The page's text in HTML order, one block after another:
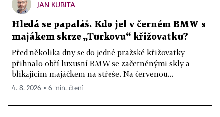
JAN KUBITA
Hledá se papaláš. Kdo jel v černém BMW s
majákem skrze „Turkovu“ křižovatku?
Před několika dny se do jedné pražské křižovatky
přihnalo obří luxusní BMW se začerněnými skly a
blikajícím majáčkem na střeše. Na červenou...
4. 8. 2026 ▪ 6 min. čtení